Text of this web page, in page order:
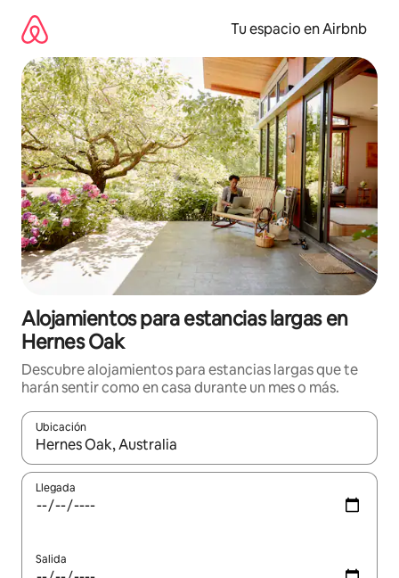
contenido
Tu espacio en Airbnb
Alojamientos para estancias largas en
Hernes Oak
Descubre alojamientos para estancias largas que te
harán sentir como en casa durante un mes o más.
Ubicación
Cuando los resultados estén disponibles, podrás navegar
Llegada
Salida